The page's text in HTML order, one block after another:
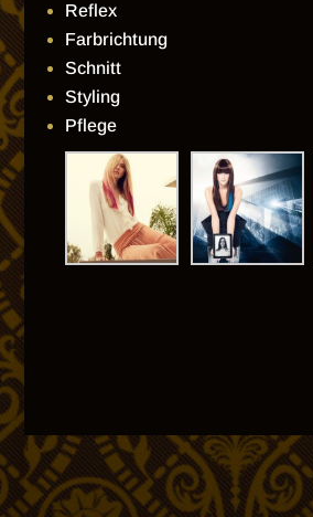
Reflex
Farbrichtung
Schnitt
Styling
Pflege